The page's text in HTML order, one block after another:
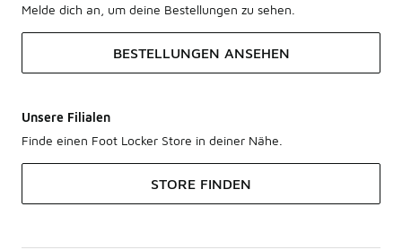
Melde dich an, um deine Bestellungen zu sehen.
BESTELLUNGEN ANSEHEN
Unsere Filialen
Finde einen Foot Locker Store in deiner Nähe.
STORE FINDEN